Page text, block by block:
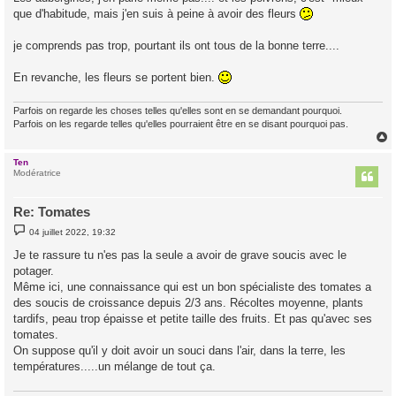
que d'habitude, mais j'en suis à peine à avoir des fleurs
je comprends pas trop, pourtant ils ont tous de la bonne terre....
En revanche, les fleurs se portent bien.
Parfois on regarde les choses telles qu'elles sont en se demandant pourquoi.
Parfois on les regarde telles qu'elles pourraient être en se disant pourquoi pas.
Ten
Modératrice
Re: Tomates
M
e
s
s
a
g
e
04 juillet 2022, 19:32
Je te rassure tu n'es pas la seule a avoir de grave soucis avec le
potager.
Même ici, une connaissance qui est un bon spécialiste des tomates a
des soucis de croissance depuis 2/3 ans. Récoltes moyenne, plants
tardifs, peau trop épaisse et petite taille des fruits. Et pas qu'avec ses
tomates.
On suppose qu'il y doit avoir un souci dans l'air, dans la terre, les
températures.....un mélange de tout ça.